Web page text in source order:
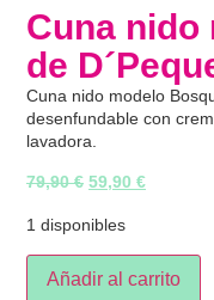
Cuna nido
de
Cuna nido modelo
desenfundable con
lavadora.
79,90€ 59,90 €
1 disponibles
Añadir al carrito